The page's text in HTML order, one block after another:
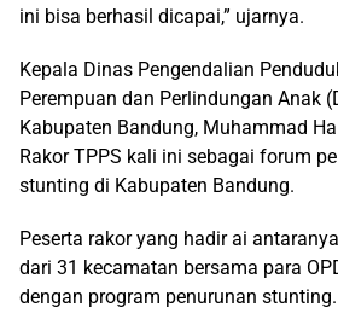
ini bisa berhasil dicapai,” ujarnya.
Kepala Dinas Pengendalian
Perempuan dan Perlindungan Anak
Kabupaten Bandung, Muhammad
Rakor TPPS kali ini sebagai forum
stunting di Kabupaten Bandung.
Peserta rakor yang hadir ai
dari 31 kecamatan bersama para
dengan program penurunan